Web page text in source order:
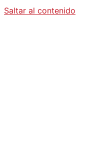
Saltar al contenido